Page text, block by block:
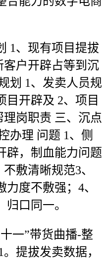
、现有项目提拔
客户开辟占等到沉
划 1、发卖人员规
目开辟及 2、项目
岗职责 三、沉点
办理 问题 1、侧
辟，制血能力问题
敷清晰规范3、
度不敷强；4、
口同一。
”带货曲播-整
提拔发卖数据，